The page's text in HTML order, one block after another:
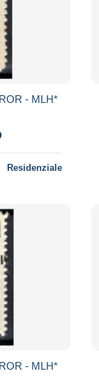
- MLH*
Residenziale
- MLH*